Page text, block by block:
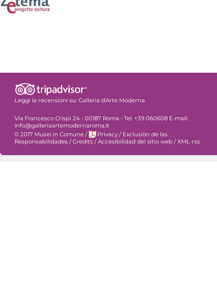
Leggi le recensioni su: Galleria d'Arte Moderna
Via Francesco Crispi 24 - 00187 Roma - Tel. +39 060608 E-mail:
info@galleriaartemodernaroma.it
© 2017 Musei in Comune / Privacy / Exclusiòn de las
Responsabilidades /Credits /Accesibilidad del sitio web /XML-rss